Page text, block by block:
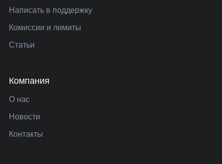
Написать в поддержку
Комиссии и лимиты
Статьи
Компания
О нас
Новости
Контакты